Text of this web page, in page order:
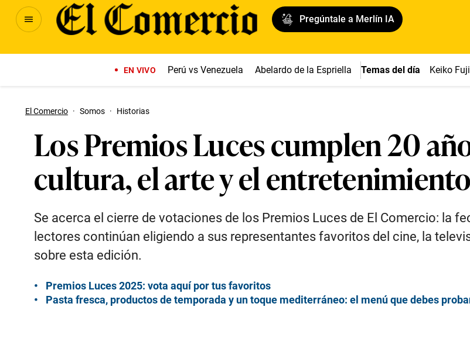
Pregúntale a Merlín IA
EN VIVO Perú vs Venezuela Abelardo de la Espriella Temas del día Keiko
El Comercio · Somos · Historias
Los Premios Luces cumplen 20
cultura, el arte y el
Se acerca el cierre de votaciones de los Premios Luces de El Comercio: la
lectores continúan eligiendo a sus representantes favoritos del cine, la
sobre esta edición.
Premios Luces 2025: vota aquí por tus favoritos
Pasta fresca, productos de temporada y un toque mediterráneo: el menú que debes